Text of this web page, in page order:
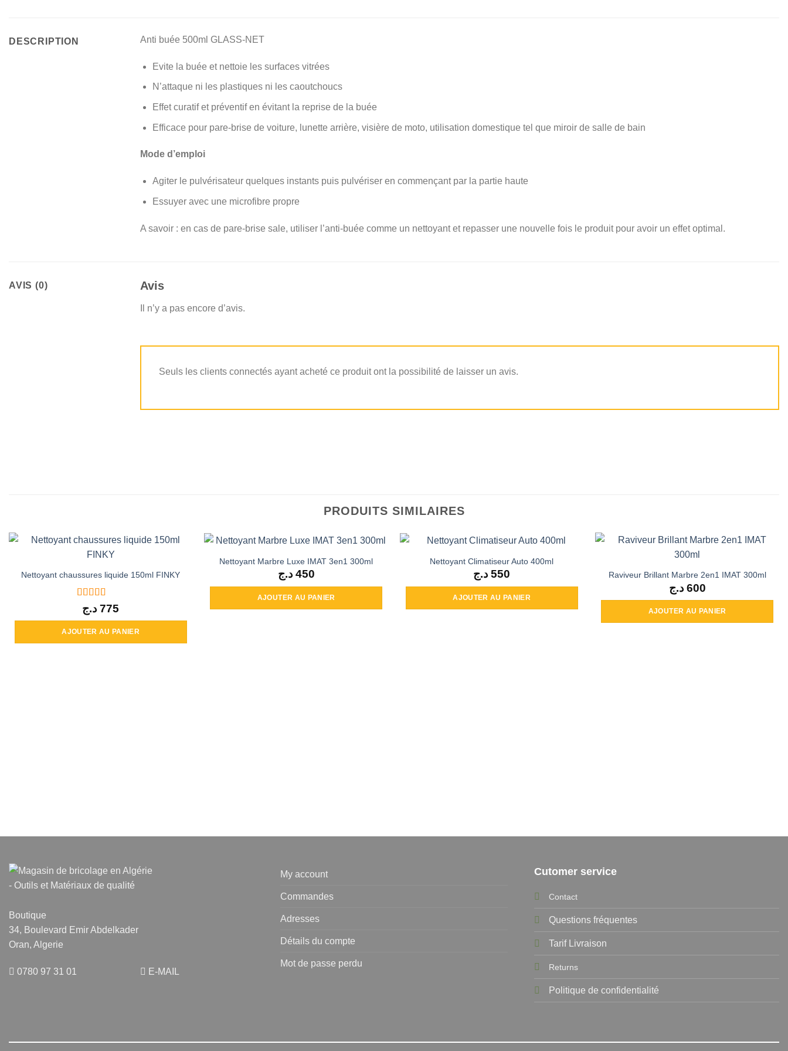
DESCRIPTION Anti buée 500ml GLASS-NET
Evite la buée et nettoie les surfaces vitrées
N’attaque ni les plastiques ni les caoutchoucs
Effet curatif et préventif en évitant la reprise de la buée
Efficace pour pare-brise de voiture, lunette arrière, visière de moto, utilisation domestique tel que miroir de salle de bain
Mode d’emploi
Agiter le pulvérisateur quelques instants puis pulvériser en commençant par la partie haute
Essuyer avec une microfibre propre
A savoir : en cas de pare-brise sale, utiliser l’anti-buée comme un nettoyant et repasser une nouvelle fois le produit pour avoir un effet optimal.
AVIS (0) Avis
Il n’y a pas encore d’avis.
Seuls les clients connectés ayant acheté ce produit ont la possibilité de laisser un avis.
PRODUITS SIMILAIRES
Nettoyant chaussures liquide 150ml FINKY
Note 5sur 5
775 د.ج
AJOUTER AU PANIER
Nettoyant Marbre Luxe IMAT 3en1 300ml
450 د.ج
AJOUTER AU PANIER
Nettoyant Climatiseur Auto 400ml
550 د.ج
AJOUTER AU PANIER
Raviveur Brillant Marbre 2en1 IMAT 300ml
600 د.ج
AJOUTER AU PANIER
Boutique
34, Boulevard Emir Abdelkader
Oran, Algerie
0780 97 31 01 E-MAIL
My account
Commandes
Adresses
Détails du compte
Mot de passe perdu
Cutomer service
Contact
Questions fréquentes
Tarif Livraison
Returns
Politique de confidentialité